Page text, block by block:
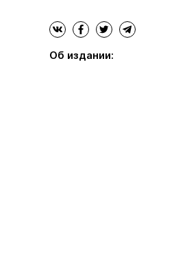
Об издании: